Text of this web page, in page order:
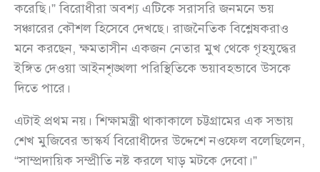
করেছি।” বিরোধীরা অবশ্য এটিকে সরাসরি জনমনে ভয়
সঞ্চারের কৌশল হিসেবে দেখছে। রাজনৈতিক বিশ্লেষকরাও
মনে করছেন, ক্ষমতাসীন একজন নেতার মুখ থেকে গৃহযুদ্ধের
ইঙ্গিত দেওয়া আইনশৃঙ্খলা পরিস্থিতিকে ভয়াবহভাবে উসকে
দিতে পারে।
এটাই প্রথম নয়। শিক্ষামন্ত্রী থাকাকালে চট্টগ্রামের এক সভায়
শেখ মুজিবের ভাস্কর্য বিরোধীদের উদ্দেশে নওফেল বলেছিলেন,
“সাম্প্রদায়িক সম্প্রীতি নষ্ট করলে ঘাড় মটকে দেবো।”